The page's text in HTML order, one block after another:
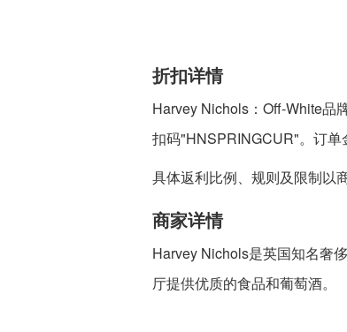
折扣详情
Harvey Nichols：Off-White品
扣码"HNSPRINGCUR"。订单
具体返利比例、规则及限制以
商家详情
Harvey Nichols是英国知名奢
厅提供优质的食品和葡萄酒。